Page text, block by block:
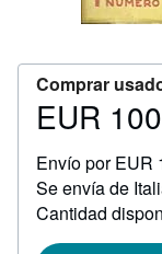
Comprar
Precio
100,00
EUR
Envío por EUR
Se envía de
Cantidad